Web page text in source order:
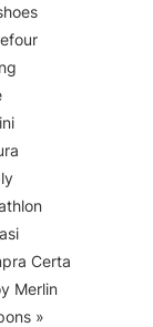
Certa
Merlin
»